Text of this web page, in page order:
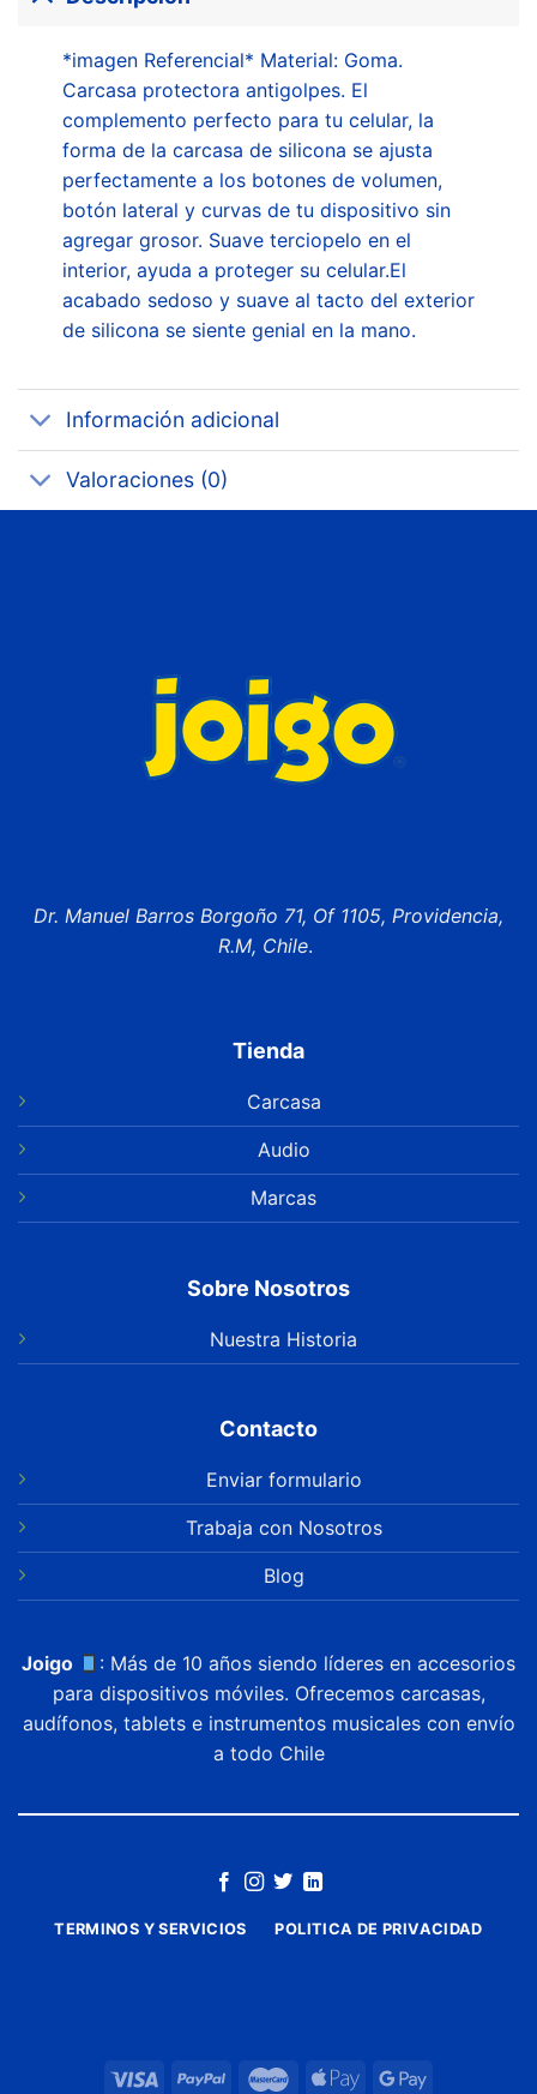
*imagen Referencial* Material: Goma.
Carcasa protectora antigolpes. El
complemento perfecto para tu celular, la
forma de la carcasa de silicona se ajusta
perfectamente a los botones de volumen,
botón lateral y curvas de tu dispositivo sin
agregar grosor. Suave terciopelo en el
interior, ayuda a proteger su celular.El
acabado sedoso y suave al tacto del exterior
de silicona se siente genial en la mano.
Información adicional
Valoraciones (0)
Dr. Manuel Barros Borgoño 71, Of 1105, Providencia,
R.M, Chile.
Tienda
Carcasa
Audio
Marcas
Sobre Nosotros
Nuestra Historia
Contacto
Enviar formulario
Trabaja con Nosotros
Blog
Joigo
: Más de 10 años siendo líderes en accesorios
para dispositivos móviles. Ofrecemos carcasas,
audífonos, tablets e instrumentos musicales con envío
a todo Chile
TERMINOS Y SERVICIOS POLITICA DE PRIVACIDAD